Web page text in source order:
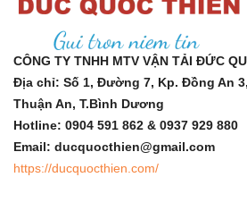
CÔNG TY TNHH MTV VẬN TẢI ĐỨC
Địa chỉ: Số 1, Đường 7, Kp. Đồng An
Thuận An, T.Bình Dương
Hotline: 0904 591 862 & 0937 929 880
Email: ducquocthien@gmail.com
https://ducquocthien.com/